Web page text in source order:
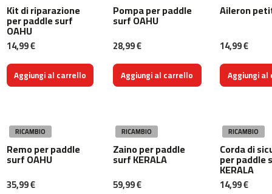
m
c
-
2
6
0
-
4
0
0
m
Kit di riparazione
per paddle surf
OAHU
14,99 €
Aggiungi al carrello
Pompa per paddle
surf OAHU
28,99 €
Aggiungi al carrello
Aileron
14,99 €
Aggiungi
RICAMBIO
Remo per paddle
surf OAHU
35,99 €
RICAMBIO
Zaino per paddle
surf KERALA
59,99 €
RICAMBIO
Corda di
per paddle
KERALA
14,99 €